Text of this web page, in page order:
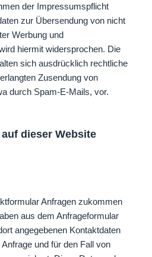
der Impressumspflicht
zur Übersendung von nicht
Werbung und
hiermit widersprochen. Die
sich ausdrücklich rechtliche
Zusendung von
durch Spam-E-Mails, vor.
dieser Website
Anfragen zukommen
aus dem Anfrageformular
angegebenen Kontaktdaten
und für den Fall von